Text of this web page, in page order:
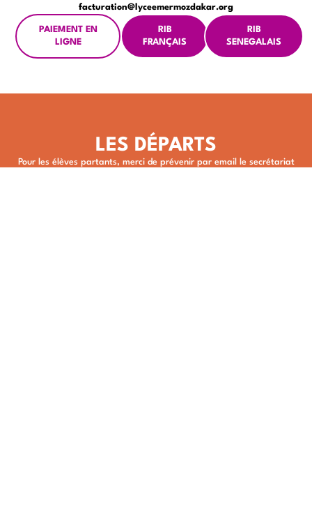
facturation@lyceemermozdakar.org
PAIEMENT EN
LIGNE
RIB
FRANÇAIS
RIB
SENEGALAIS
LES DÉPARTS
Pour les élèves partants, merci de prévenir par email le secrétariat